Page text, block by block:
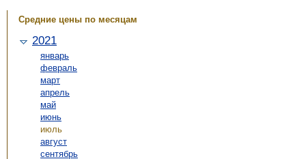
Средние цены по месяцам
2021
январь
февраль
март
апрель
май
июнь
июль
август
сентябрь